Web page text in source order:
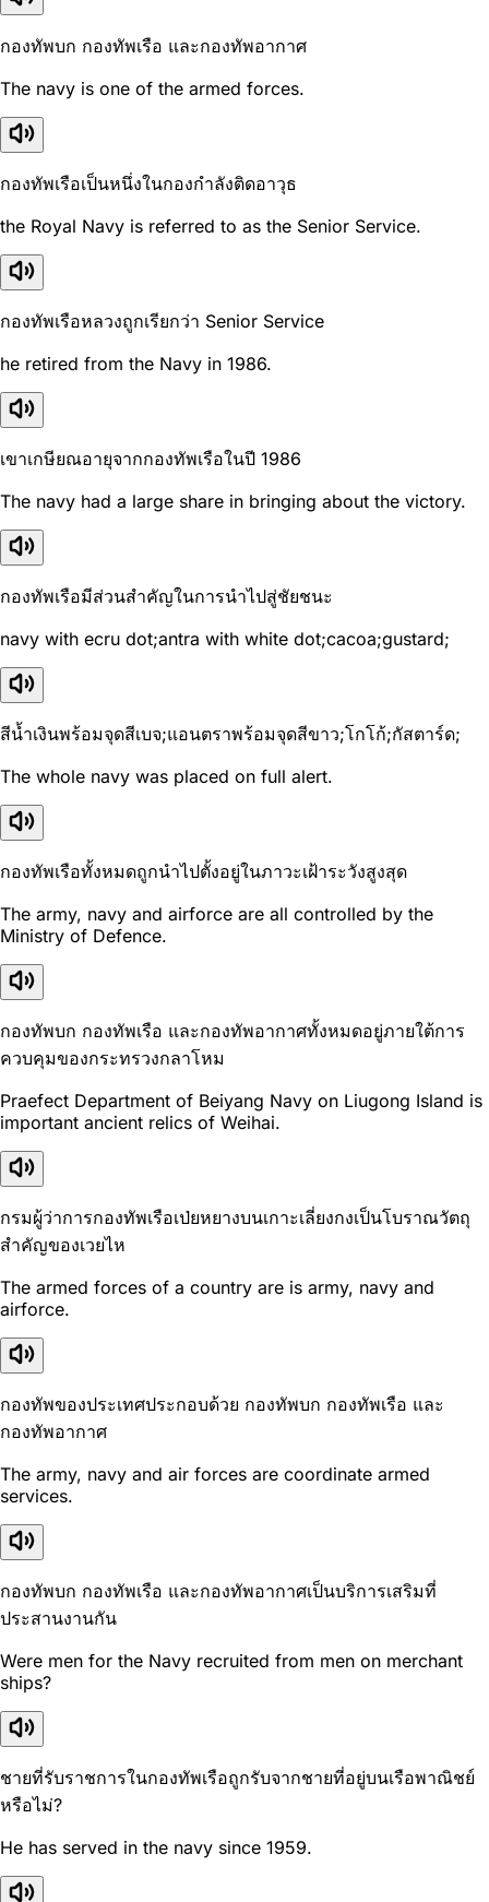
กองทัพบก กองทัพเรือ และกองทัพอากาศ
The navy is one of the armed forces.
กองทัพเรือเป็นหนึ่งในกองกำลังติดอาวุธ
the Royal Navy is referred to as the Senior Service.
กองทัพเรือหลวงถูกเรียกว่า Senior Service
he retired from the Navy in 1986.
เขาเกษียณอายุจากกองทัพเรือในปี 1986
The navy had a large share in bringing about the victory.
กองทัพเรือมีส่วนสำคัญในการนำไปสู่ชัยชนะ
navy with ecru dot;antra with white dot;cacoa;gustard;
สีน้ำเงินพร้อมจุดสีเบจ;แอนตราพร้อมจุดสีขาว;โกโก้;กัสตาร์ด;
The whole navy was placed on full alert.
กองทัพเรือทั้งหมดถูกนำไปตั้งอยู่ในภาวะเฝ้าระวังสูงสุด
The army, navy and airforce are all controlled by the
Ministry of Defence.
กองทัพบก กองทัพเรือ และกองทัพอากาศทั้งหมดอยู่ภายใต้การ
ควบคุมของกระทรวงกลาโหม
Praefect Department of Beiyang Navy on Liugong Island is
important ancient relics of Weihai.
กรมผู้ว่าการกองทัพเรือเป่ยหยางบนเกาะเลี่ยงกงเป็นโบราณวัตถุ
สำคัญของเวยไห
The armed forces of a country are is army, navy and
airforce.
กองทัพของประเทศประกอบด้วย กองทัพบก กองทัพเรือ และ
กองทัพอากาศ
The army, navy and air forces are coordinate armed
services.
กองทัพบก กองทัพเรือ และกองทัพอากาศเป็นบริการเสริมที่
ประสานงานกัน
Were men for the Navy recruited from men on merchant
ships?
ชายที่รับราชการในกองทัพเรือถูกรับจากชายที่อยู่บนเรือพาณิชย์
หรือไม่?
He has served in the navy since 1959.